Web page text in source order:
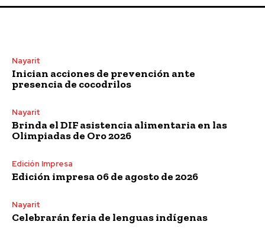
Nayarit
Inician acciones de prevención ante
presencia de cocodrilos
Nayarit
Brinda el DIF asistencia alimentaria en las
Olimpiadas de Oro 2026
Edición Impresa
Edición impresa 06 de agosto de 2026
Nayarit
Celebrarán feria de lenguas indígenas